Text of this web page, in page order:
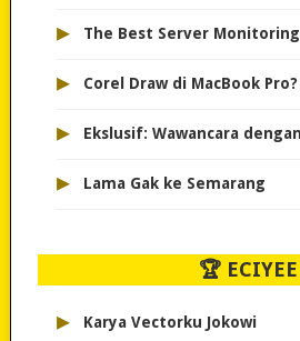
▸ The Best Server Monitoring
▸ Corel Draw di MacBook
▸ Ekslusif: Wawancara
▸ Lama Gak ke Semarang
🏆 ECIYEE
▸ Karya Vectorku Jokowi